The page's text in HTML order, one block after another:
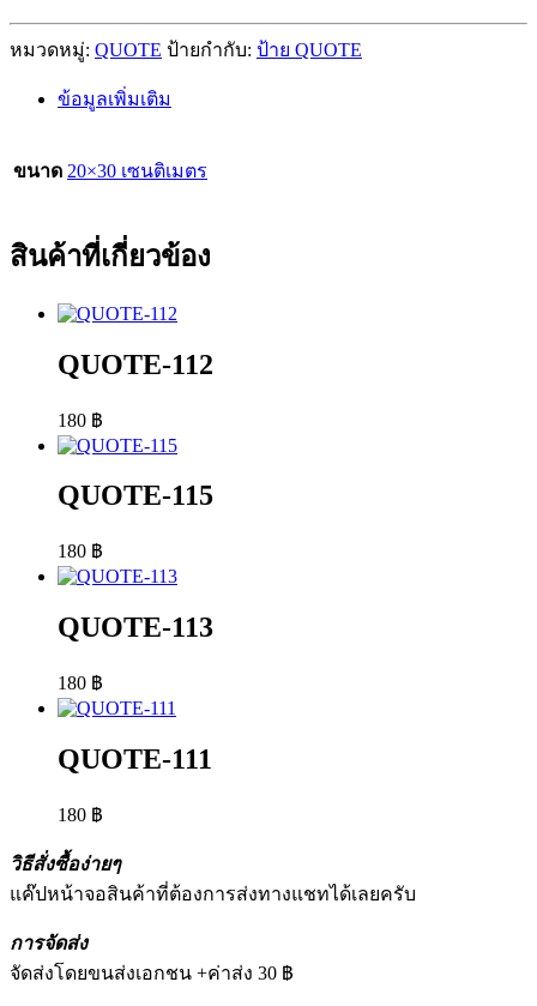
หมวดหมู่: QUOTE ป้ายกำกับ: ป้าย QUOTE
ข้อมูลเพิ่มเติม
ขนาด 20×30 เซนติเมตร
สินค้าที่เกี่ยวข้อง
QUOTE-112
180 ฿
QUOTE-115
180 ฿
QUOTE-113
180 ฿
QUOTE-111
180 ฿
วิธีสั่งซื้อง่ายๆ
แค๊ปหน้าจอสินค้าที่ต้องการส่งทางแชทได้เลยครับ
การจัดส่ง
จัดส่งโดยขนส่งเอกชน +ค่าส่ง 30 ฿